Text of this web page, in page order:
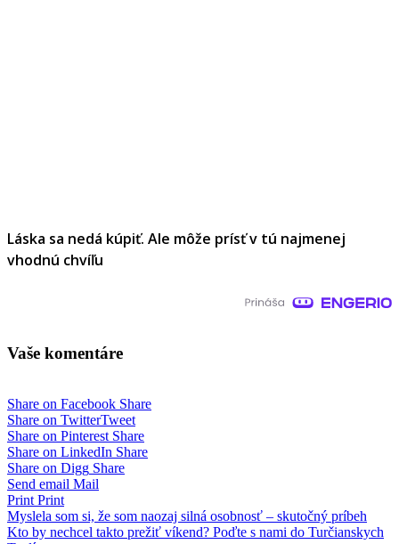
Láska sa nedá kúpiť. Ale môže prísť v tú najmenej
vhodnú chvíľu
Vaše komentáre
Share on Facebook Share
Share on TwitterTweet
Share on Pinterest Share
Share on LinkedIn Share
Share on Digg Share
Send email Mail
Print Print
Navigácia
Myslela som si, že som naozaj silná osobnosť – skutočný príbeh
Kto by nechcel takto prežiť víkend? Poďte s nami do Turčianskych